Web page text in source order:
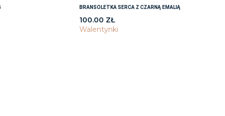
BRANSOLETKA SERCA Z CZARNĄ EMALIĄ
100.00 ZŁ
Walentynki